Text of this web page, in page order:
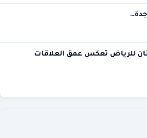
للرياض تعكس عمق العلاقات